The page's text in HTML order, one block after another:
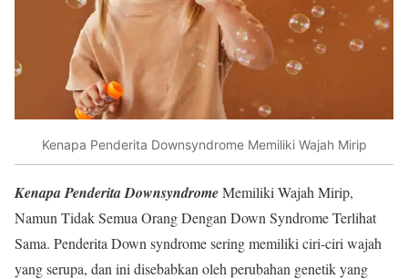
Kenapa Penderita Downsyndrome Memiliki Wajah Mirip
Kenapa Penderita DownsyndromeMemiliki Wajah Mirip,
Namun Tidak Semua Orang Dengan Down Syndrome Terlihat
Sama. Penderita Down syndrome sering memiliki ciri-ciri wajah
yang serupa, dan ini disebabkan oleh perubahan genetik yang